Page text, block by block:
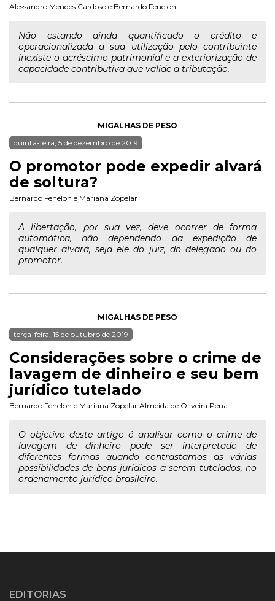
Alessandro Mendes Cardoso e Bernardo Fenelon
Não estando ainda quantificado o crédito e
operacionalizada a sua utilização pelo contribuinte
inexiste o acréscimo patrimonial e a exteriorização de
capacidade contributiva que valide a tributação.
MIGALHAS DE PESO
quinta-feira, 5 de dezembro de 2019
O promotor pode expedir alvará
de soltura?
Bernardo Fenelon e Mariana Zopelar
A libertação, por sua vez, deve ocorrer de forma
automática, não dependendo da expedição de
qualquer alvará, seja ele do juiz, do delegado ou do
promotor.
MIGALHAS DE PESO
terça-feira, 15 de outubro de 2019
Considerações sobre o crime de
lavagem de dinheiro e seu bem
jurídico tutelado
Bernardo Fenelon e Mariana Zopelar Almeida de Oliveira Pena
O objetivo deste artigo é analisar como o crime de
lavagem de dinheiro pode ser interpretado de
diferentes formas quando contrastamos as várias
possibilidades de bens jurídicos a serem tutelados, no
ordenamento jurídico brasileiro.
EDITORIAS